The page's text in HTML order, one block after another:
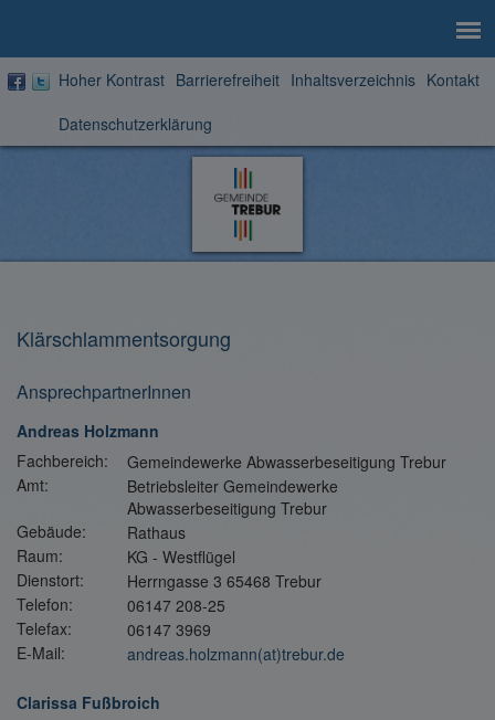
Hoher Kontrast Barrierefreiheit Inhaltsverzeichnis Kontakt
Datenschutzerklärung
Zur
Startseite
Klärschlammentsorgung
AnsprechpartnerInnen
Andreas Holzmann
Fachbereich:
Gemeindewerke Abwasserbeseitigung Trebur
Amt:
Betriebsleiter Gemeindewerke
Abwasserbeseitigung Trebur
Gebäude:
Rathaus
Raum:
KG - Westflügel
Dienstort:
Herrngasse 3 65468 Trebur
Telefon:
06147 208-25
Telefax:
06147 3969
E-Mail:
andreas.holzmann(at)trebur.de
Clarissa Fußbroich